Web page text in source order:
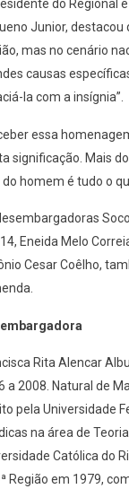
do Regional
Junior, destacou
mas no cenário
causas
la com a insígnia”.
essa
significação. Mais
do homem é tudo o
Eneida Melo
Cesar Coêlho,
Rita Alencar
a 2008. Natural de
pela Universidade
na área de
Católica do
Região em 1979,